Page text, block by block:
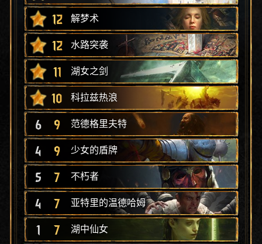
12 解梦术
12 水路突袭
11 湖女之剑
10 科拉兹热浪
6 9 范德格里夫特
4 9 少女的盾牌
5 7 不朽者
4 7 亚特里的温德哈姆
1 7 湖中仙女